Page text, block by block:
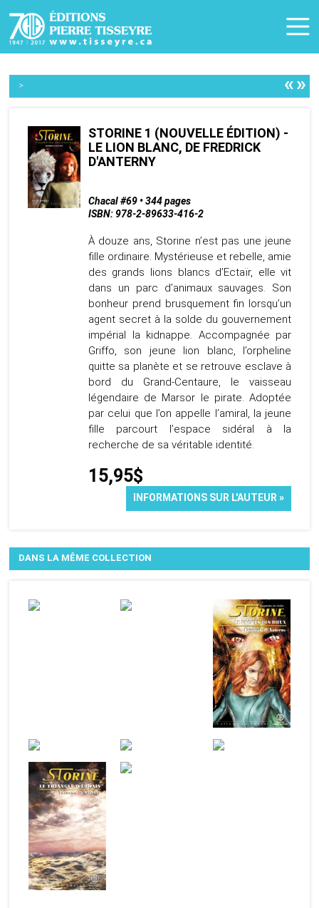
> «»
STORINE 1 (NOUVELLE ÉDITION) -
LE LION BLANC, DE FREDRICK
D'ANTERNY
Chacal #69 • 344 pages
ISBN: 978-2-89633-416-2
À douze ans, Storine n’est pas une jeune
fille ordinaire. Mystérieuse et rebelle, amie
des grands lions blancs d’Ectaïr, elle vit
dans un parc d’animaux sauvages. Son
bonheur prend brusquement fin lorsqu’un
agent secret à la solde du gouvernement
impérial la kidnappe. Accompagnée par
Griffo, son jeune lion blanc, l’orpheline
quitte sa planète et se retrouve esclave à
bord du Grand-Centaure, le vaisseau
légendaire de Marsor le pirate. Adoptée
par celui que l’on appelle l’amiral, la jeune
fille parcourt l’espace sidéral à la
recherche de sa véritable identité.
15,95$
INFORMATIONS SUR L'AUTEUR »
DANS LA MÊME COLLECTION